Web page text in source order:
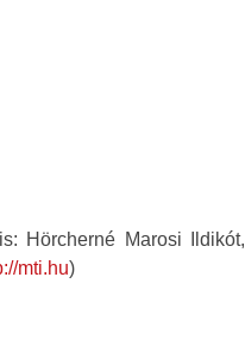
Hörcherné Marosi Ildikót,
mti.hu)